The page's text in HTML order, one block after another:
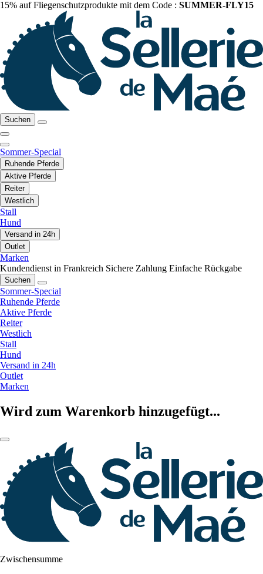
15% auf Fliegenschutzprodukte mit dem Code : SUMMER-FLY15
Suchen
Sommer-Special
Ruhende Pferde
Aktive Pferde
Reiter
Westlich
Stall
Hund
Versand in 24h
Outlet
Marken
Kundendienst in Frankreich Sichere Zahlung Einfache Rückgabe
Suchen
Sommer-Special
Ruhende Pferde
Aktive Pferde
Reiter
Westlich
Stall
Hund
Versand in 24h
Outlet
Marken
Wird zum Warenkorb hinzugefügt...
Zwischensumme